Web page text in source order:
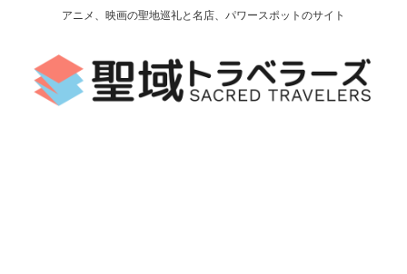
アニメ、映画の聖地巡礼と名店、パワースポットのサイト